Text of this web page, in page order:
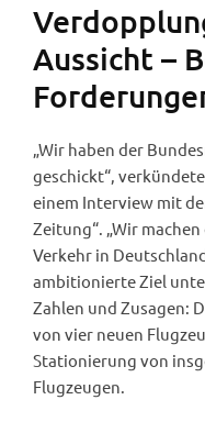
Aussicht –
„Wir haben der
geschickt“,
einem Interview mit
Zeitung“. „Wir
Verkehr in
ambitionierte Ziel
Zahlen und Zusagen:
von vier neuen
Stationierung von
Flugzeugen.